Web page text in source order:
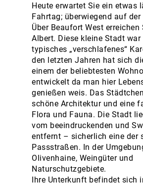
Heute erwartet Sie ein etwas
Fahrtag; überwiegend auf der
Über Beaufort West erreichen
Albert. Diese kleine Stadt war
typisches „verschlafenes“
den letzten Jahren hat sich
einem der beliebtesten
entwickelt da man hier
genießen weis. Das
schöne Architektur und eine
Flora und Fauna. Die Stadt
vom beeindruckenden und
entfernt – sicherlich eine der
Passstraßen. In der
Olivenhaine, Weingüter und
Naturschutzgebiete.
Ihre Unterkunft befindet sich